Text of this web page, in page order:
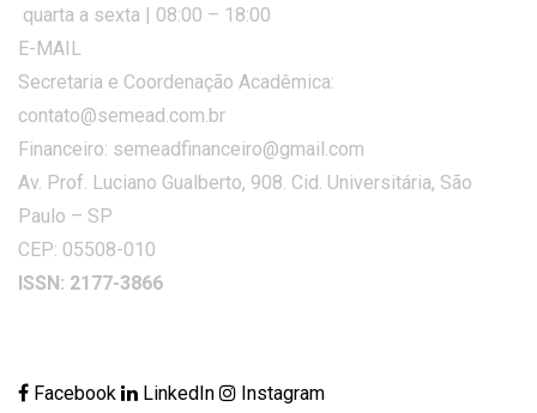
quarta a sexta | 08:00 – 18:00
E-MAIL
Secretaria e Coordenação Acadêmica:
contato@semead.com.br
Financeiro: semeadfinanceiro@gmail.com
Av. Prof. Luciano Gualberto, 908. Cid. Universitária, São
Paulo – SP
CEP: 05508-010
ISSN: 2177-3866
Facebook LinkedIn Instagram